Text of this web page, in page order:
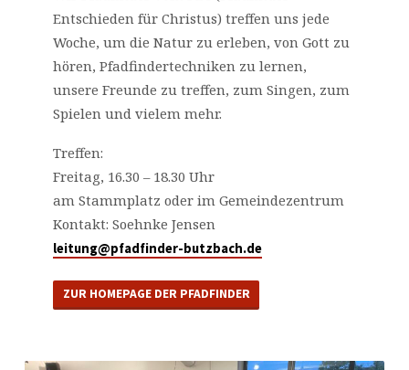
Entschieden für Christus) treffen uns jede
Woche, um die Natur zu erleben, von Gott zu
hören, Pfadfindertechniken zu lernen,
unsere Freunde zu treffen, zum Singen, zum
Spielen und vielem mehr.
Treffen:
Freitag, 16.30 – 18.30 Uhr
am Stammplatz oder im Gemeindezentrum
Kontakt: Soehnke Jensen
leitung@pfadfinder-butzbach.de
ZUR HOMEPAGE DER PFADFINDER